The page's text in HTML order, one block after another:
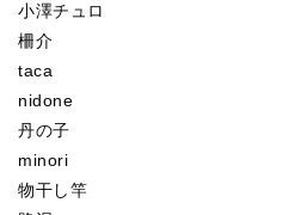
小澤チュロ
柵介
taca
nidone
丹の子
minori
物干し竿